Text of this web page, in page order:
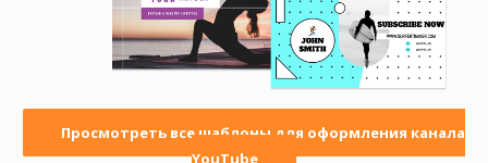
Просмотреть все шаблоны для оформления канала
YouTube